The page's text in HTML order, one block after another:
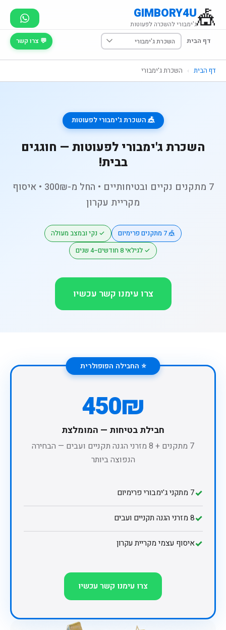
🎪
GIMBORY4U
ג'ימבורי להשכרה לפעוטות
דף הבית
💬 צרו קשר
דף הבית › השכרת ג'ימבורי
🎪 השכרת ג'ימבורי לפעוטות
השכרת ג'ימבורי לפעוטות — חוגגים
בבית!
7 מתקנים נקיים ובטיחותיים • החל מ-300₪ • איסוף
מקריית עקרון
🎪 7 מתקנים פרימיום
✓ נקי ובמצב מעולה
✓ לגילאי 8 חודשים–4 שנים
צרו עימנו קשר עכשיו
⭐ החבילה הפופולרית
450₪
חבילת בטיחות — המומלצת
7 מתקנים + 8 מזרני הגנה תקניים ועבים — הבחירה
הנפוצה ביותר
✓7 מתקני ג'ימבורי פרימיום
✓8 מזרני הגנה תקניים ועבים
✓איסוף עצמי מקריית עקרון
צרו עימנו קשר עכשיו